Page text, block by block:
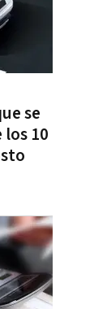
se
10